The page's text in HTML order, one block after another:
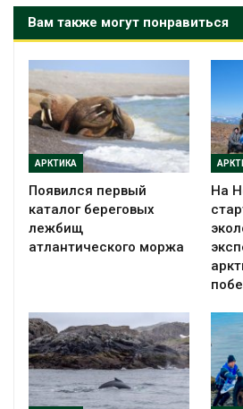
Вам также могут понравиться
АРКТИКА
Появился первый
каталог береговых
лежбищ
атлантического моржа
На